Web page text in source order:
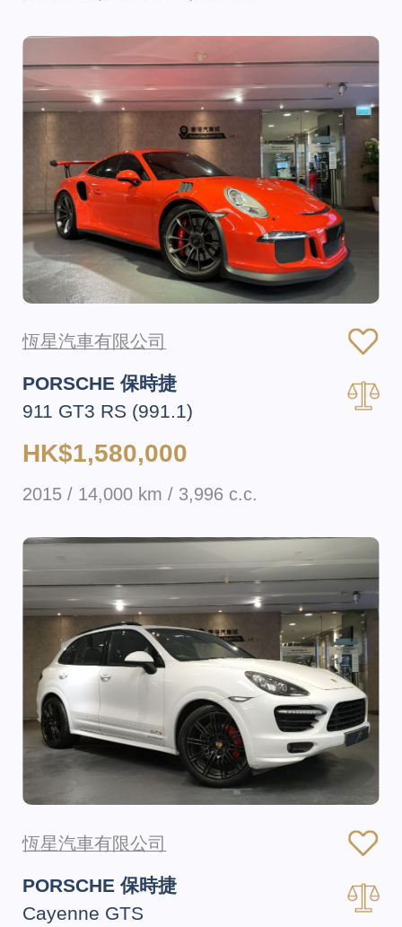
恆星汽車有限公司
PORSCHE 保時捷
911 GT3 RS (991.1)
HK$1,580,000
2015 / 14,000 km / 3,996 c.c.
恆星汽車有限公司
PORSCHE 保時捷
Cayenne GTS